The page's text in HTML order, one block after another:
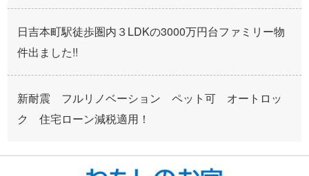
日吉本町駅徒歩圏内３LDKの3000万円台ファミリー物
件出ました!!
新耐震 フルリノベーション ペット可 オートロッ
ク 住宅ローン減税適用！